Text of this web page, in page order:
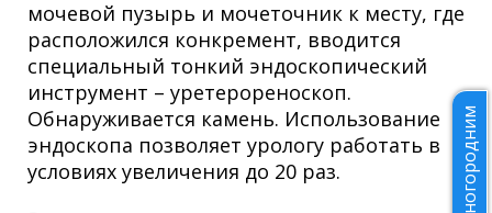
мочевой пузырь и мочеточник к месту, где
расположился конкремент, вводится
специальный тонкий эндоскопический
инструмент – уретерореноскоп.
Обнаруживается камень. Использование
эндоскопа позволяет урологу работать в
условиях увеличения до 20 раз.
Иногородним